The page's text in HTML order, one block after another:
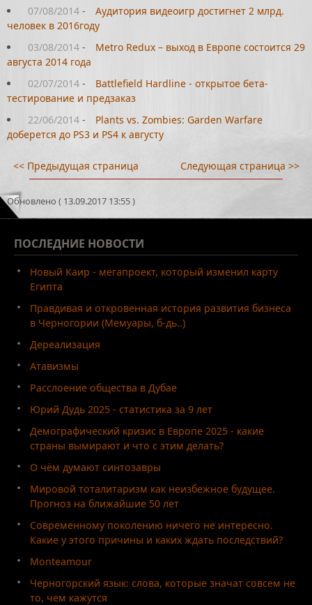
07/08/2014 -
Аудитория видеоигр достигнет 2 млрд.
человек в 2016году
03/08/2014 -
Metro Redux – выход в Европе состоится 29
августа 2014 года
02/07/2014 -
Battlefield Hardline - открытое бета-
тестирование и предзаказ
22/06/2014 -
Plants vs. Zombies: Garden Warfare
доберется до PS3 и PS4 к августу
<< Предыдущая страница Следующая страница >>
Обновлено ( 13.09.2017 13:55 )
ПОСЛЕДНИЕ НОВОСТИ
Новый Каир - мегапроект, который изменил карту
Египта
Правдивая и откровенная история развития бизнеса
в Черногории (Мемуары, б-дь..)
Дереализация
Атавизмы
Расслоение общества в Дубае
Юрий Дудь 2025 - статистика за 9 лет
Демографический кризис в Европе 2025 - какие
страны вымирают и что с этим делать?
О чём думают синтозавры
Мировой тоталитаризм как неизбежное будущее.
Прогноз на ближайшие 50 лет
Современному поколению ничего не интересно.
Какие у этого причины и каких ждать последствий?
Monteamour
Черногорский язык: слова, которые значат совсем не
то, чем кажутся